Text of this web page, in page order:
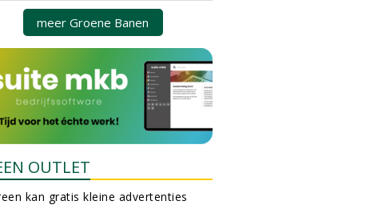
meer Groene Banen
OUTLET
kan gratis kleine advertenties